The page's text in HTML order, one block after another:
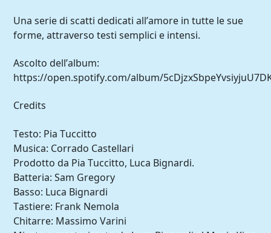
Una serie di scatti dedicati all’amore in tutte le sue
forme, attraverso testi semplici e intensi.
Ascolto dell’album:
https://open.spotify.com/album/
Credits
Testo: Pia Tuccitto
Musica: Corrado Castellari
Prodotto da Pia Tuccitto, Luca Bignardi.
Batteria: Sam Gregory
Basso: Luca Bignardi
Tastiere: Frank Nemola
Chitarre: Massimo Varini